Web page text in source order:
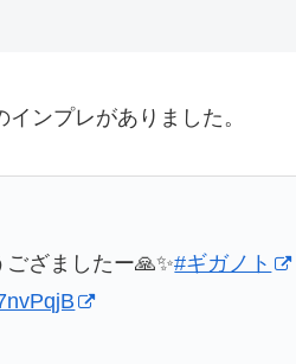
ンプレがありました。
ざましたー🙏✨#ギガノト